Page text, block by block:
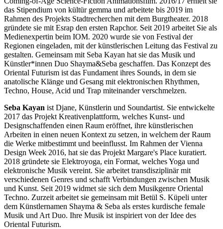
das Stipendium von kültür gemma und arbeitete bis 2019 im
Rahmen des Projekts Stadtrecherchen mit dem Burgtheater. 2018
gründete sie mit Esrap den ersten Rapchor. Seit 2019 arbeitet Sie als
Medienexpertin beim IOM. 2020 wurde sie von Festival der
Regionen eingeladen, mit der künstlerischen Leitung das Festival zu
gestalten. Gemeinsam mit Seba Kayan hat sie das Musik und
Künstler*innen Duo Shayma&Seba geschaffen. Das Konzept des
Oriental Futurism ist das Fundament ihres Sounds, in dem sie
anatolische Klänge und Gesang mit elektronischen Rhythmen,
Techno, House, Acid und Trap miteinander verschmelzen.
Seba Kayan ist Djane, Künstlerin und Soundartist. Sie entwickelte
2017 das Projekt Kreativenplattform, welches Kunst- und
Designschaffenden einen Raum eröffnet, ihre künstlerischen
Arbeiten in einen neuen Kontext zu setzen, in welchem der Raum
die Werke mitbestimmt und beeinflusst. Im Rahmen der Vienna
Design Week 2016, hat sie das Projekt Margare's Place kuratiert.
2018 gründete sie Elektroyoga, ein Format, welches Yoga und
elektronische Musik vereint. Sie arbeitet transdisziplinär mit
verschiedenen Genres und schafft Verbindungen zwischen Musik
und Kunst. Seit 2019 widmet sie sich dem Musikgenre Oriental
Techno. Zurzeit arbeitet sie gemeinsam mit Betül S. Küpeli unter
dem Künstlernamen Shayma & Seba als erstes kurdische female
Musik und Art Duo. Ihre Musik ist inspiriert von der Idee des
Oriental Futurism.